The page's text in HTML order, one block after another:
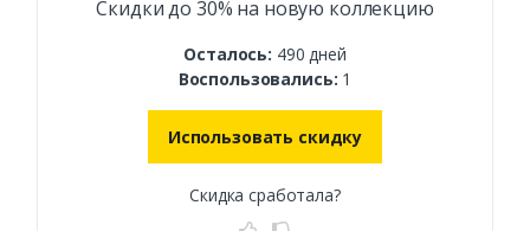
Скидки до 30% на новую коллекцию
Осталось: 490 дней
Воспользовались: 1
Использовать скидку
Скидка сработала?